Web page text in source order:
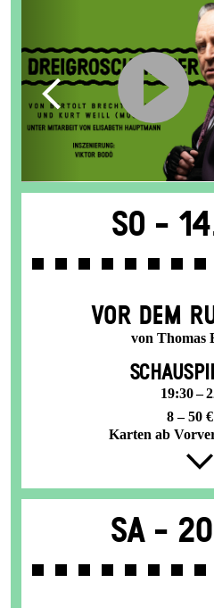
So -
VOR DEM
von Thomas
19:30 –
8 – 50
Karten ab
Sa -